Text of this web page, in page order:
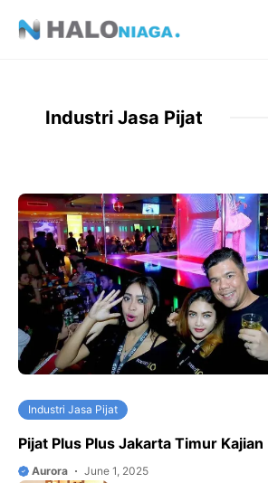
Industri Jasa Pijat
Industri Jasa Pijat
Pijat Plus Plus Jakarta Timur
Aurora
June 1, 2025